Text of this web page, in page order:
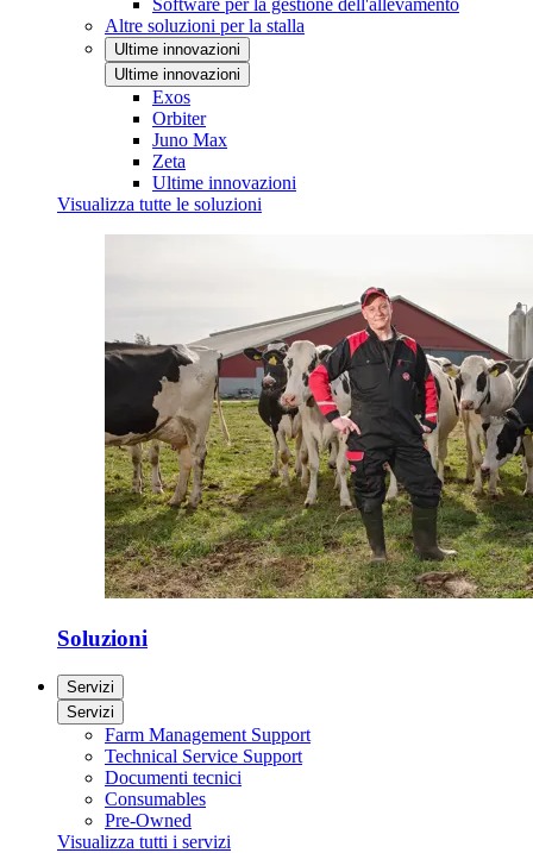
Software per la gestione dell'allevamento
Altre soluzioni per la stalla
Ultime innovazioni
Ultime innovazioni
Exos
Orbiter
Juno Max
Zeta
Ultime innovazioni
Visualizza tutte le soluzioni
Soluzioni
Servizi
Servizi
Farm Management Support
Technical Service Support
Documenti tecnici
Consumables
Pre-Owned
Visualizza tutti i servizi